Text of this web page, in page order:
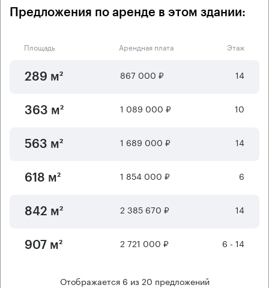
Предложения по аренде в этом здании:
Площадь Арендная плата Этаж
289 м² 867 000 ₽ 14
363 м² 1 089 000 ₽ 10
563 м² 1 689 000 ₽ 14
618 м² 1 854 000 ₽ 6
842 м² 2 385 670 ₽ 14
907 м² 2 721 000 ₽ 6 - 14
Отображается 6 из20 предложений